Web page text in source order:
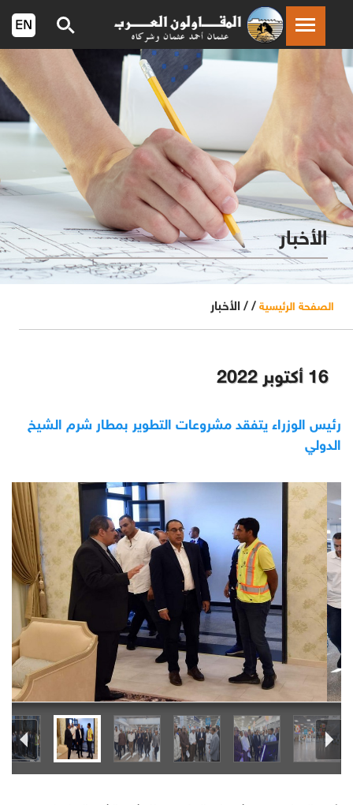
الأخبار
الصفحة الرئيسية / / الأخبار
16 أكتوبر 2022
رئيس الوزراء يتفقد مشروعات التطوير بمطار شرم الشيخ
الدولي